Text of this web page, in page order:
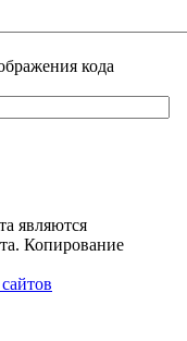
являются
Копирование